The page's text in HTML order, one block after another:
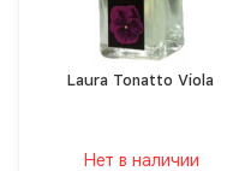
Laura Tonatto Viola
Нет в наличии